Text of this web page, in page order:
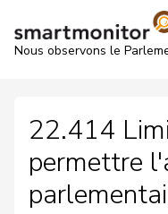
Nous observons le
22.414
permettre